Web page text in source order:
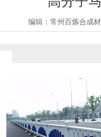
编辑：常州百炼合成